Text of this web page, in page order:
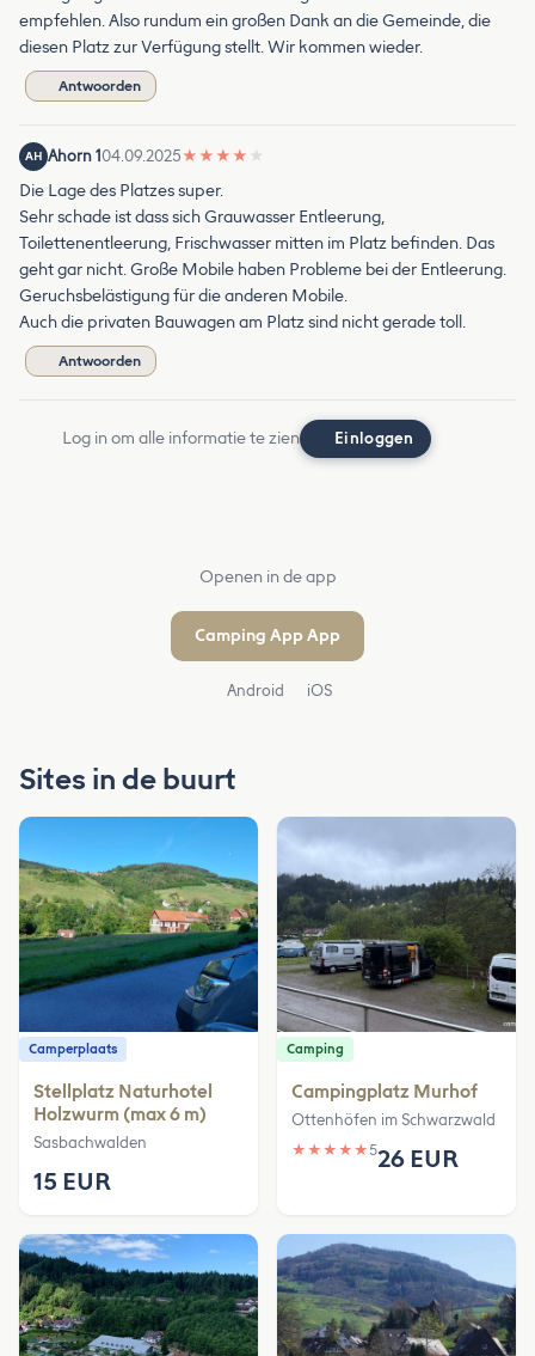
empfehlen. Also rundum ein großen Dank an die Gemeinde, die
diesen Platz zur Verfügung stellt. Wir kommen wieder.
Antwoorden
AH Ahorn 104.09.2025★ ★ ★ ★ ★
Die Lage des Platzes super.
Sehr schade ist dass sich Grauwasser Entleerung,
Toilettenentleerung, Frischwasser mitten im Platz befinden. Das
geht gar nicht. Große Mobile haben Probleme bei der Entleerung.
Geruchsbelästigung für die anderen Mobile.
Auch die privaten Bauwagen am Platz sind nicht gerade toll.
Antwoorden
Log in om alle informatie te zien Einloggen
Openen in de app
Camping App App
Android iOS
Sites in de buurt
Camperplaats
Stellplatz Naturhotel
Holzwurm (max 6 m)
Sasbachwalden
15 EUR
Camping
Campingplatz Murhof
Ottenhöfen im Schwarzwald
★ ★ ★ ★ ★526 EUR